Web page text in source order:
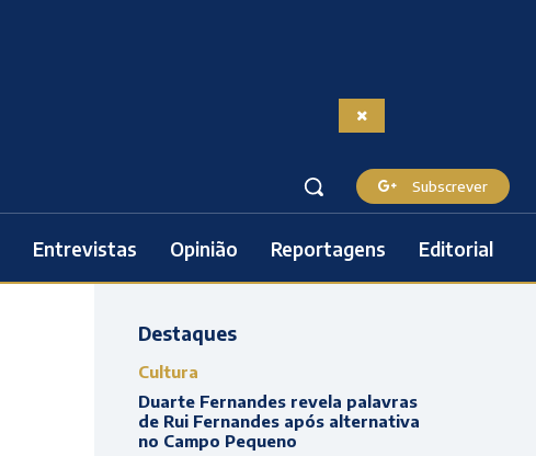
Subscrever
Entrevistas Opinião Reportagens Editorial
Destaques
Cultura
Duarte Fernandes revela palavras
de Rui Fernandes após alternativa
no Campo Pequeno